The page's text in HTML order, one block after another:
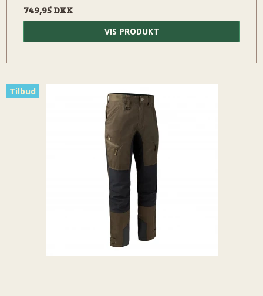
749,95 DKK
VIS PRODUKT
Tilbud